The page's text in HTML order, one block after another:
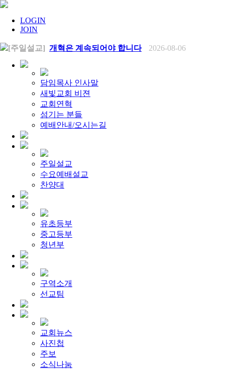
LOGIN
JOIN
[주일설교] 개혁은 계속되어야 합니다
2026-08-06
[주일설교]
[찬양대]
2026년 7월 26일 - "온전한 믿음"
[찬양대]
2026년 7월 19일 - "오 놀라운 복음"
[주일설교] 회개하는 에스라
[주일설교] 백성의 범죄와 에스라의 애통
[찬양대]
2026년 7월 12일 - "예수 곁에 서리"
[주일설교] 하나님의 손이 도우십니다
[찬양대]
2026년 7월 5일 - "예수가 함께 계시니"
[주일설교]
[찬양대]
[주일설교]
[찬양대]
2026년 6월 21일 - "왕이신 나의 하나님"
[찬양대]
2026년 6월 7일 - "은혜 아니면"
[주일설교] 하나님이 도우십니다
[주일설교] 발에 신을 벗으라
[찬양대]
[주일설교]
[찬양대]
2026년 5월 24일 - "온 땅이여 여호와께"
[주일설교]
오래된 사랑
[찬양대]
2026년 5월 17일 - "우리가 지금은 나그네 되어도"
[주일설교] 하나님이 일하십니다
[찬양대]
2026년 5월 10일 - "하나님은 나의 아버지"
[주일설교]
[찬양대]
[주일설교]
[찬양대]
2026년 4월 26일 - "주가 지키시리라"
[주일설교] 멈추지 마세요
[찬양대]
2026년 4월 19일 - "여겨주심으로"
담임목사 인사말
새빛교회 비젼
교회연혁
섬기는 분들
예배안내/오시는길
주일설교
수요예배설교
찬양대
유초등부
중고등부
청년부
구역소개
선교팀
교회뉴스
사진첩
주보
소식나눔